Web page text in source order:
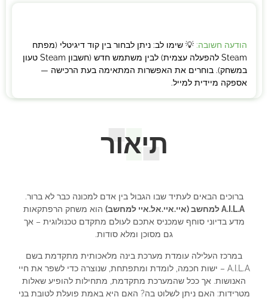
הודעה חשובה: 💡 שימו לב: ניתן לבחור בין קוד דיגיטלי (מפתח
Steam להפעלה עצמית) לבין משתמש חדש (חשבון Steam טעון
במשחק). בוחרים את האפשרות המתאימה בעת הרכישה —
אספקה מיידית למייל.
תיאור
ברוכים הבאים לעתיד שבו הגבול בין אדם למכונה כבר לא ברור.
A.I.L.A למחשב (איי.איי.אל.איי למחשב)
הוא משחק הרפתקאות
מדע בדיוני סוחף שמכניס אתכם לעולם מתקדם טכנולוגית – אך
גם מסוכן ומלא סודות.
במרכז העלילה עומדת מערכת בינה מלאכותית מתקדמת בשם
A.I.L.A – ישות חכמה, לומדת ומתפתחת, שנוצרה כדי לשפר את חיי
האנושות. אך ככל שהמערכת מתקדמת, מתחילות להופיע שאלות
מטרידות: האם ניתן לשלוט בה? האם היא באמת פועלת לטובת בני